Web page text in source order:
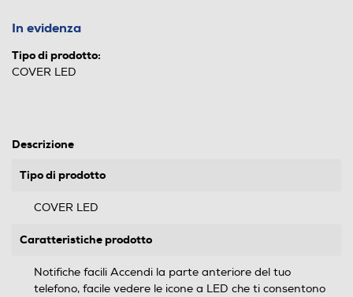
In evidenza
Tipo di prodotto:
COVER LED
Descrizione
Tipo di prodotto
COVER LED
Caratteristiche prodotto
Notifiche facili Accendi la parte anteriore del tuo
telefono, facile vedere le icone a LED che ti consentono